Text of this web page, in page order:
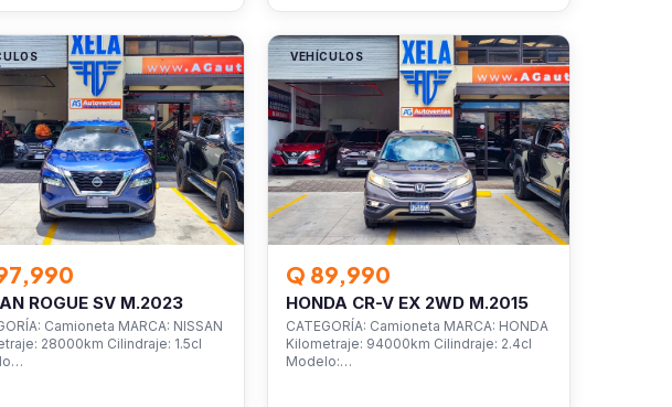
ROGUE SV M.2023
Camioneta MARCA: NISSAN
28000km Cilindraje: 1.5cl
VEHÍCULOS
Q 89,990
HONDA CR-V EX 2WD M.2015
CATEGORÍA: Camioneta MARCA: HONDA
Kilometraje: 94000km Cilindraje: 2.4cl
Modelo:…